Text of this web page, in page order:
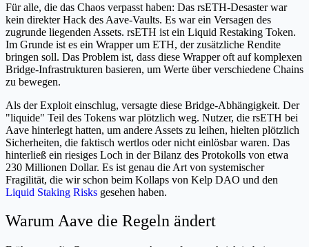
Für alle, die das Chaos verpasst haben: Das rsETH-Desaster war
kein direkter Hack des Aave-Vaults. Es war ein Versagen des
zugrunde liegenden Assets. rsETH ist ein Liquid Restaking Token.
Im Grunde ist es ein Wrapper um ETH, der zusätzliche Rendite
bringen soll. Das Problem ist, dass diese Wrapper oft auf komplexen
Bridge-Infrastrukturen basieren, um Werte über verschiedene Chains
zu bewegen.
Als der Exploit einschlug, versagte diese Bridge-Abhängigkeit. Der
"liquide" Teil des Tokens war plötzlich weg. Nutzer, die rsETH bei
Aave hinterlegt hatten, um andere Assets zu leihen, hielten plötzlich
Sicherheiten, die faktisch wertlos oder nicht einlösbar waren. Das
hinterließ ein riesiges Loch in der Bilanz des Protokolls von etwa
230 Millionen Dollar. Es ist genau die Art von systemischer
Fragilität, die wir schon beim Kollaps von Kelp DAO und den
Liquid Staking Risks gesehen haben.
Warum Aave die Regeln ändert